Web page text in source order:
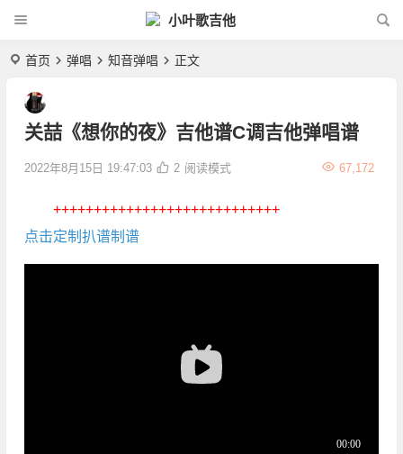
小叶歌吉他
首页 弹唱 知音弹唱 正文
关喆《想你的夜》吉他谱C调吉他弹唱谱
2022年8月15日 19:47:03 67,172
2 阅读模式
++++++++++++++++++++++++++++
点击定制扒谱制谱